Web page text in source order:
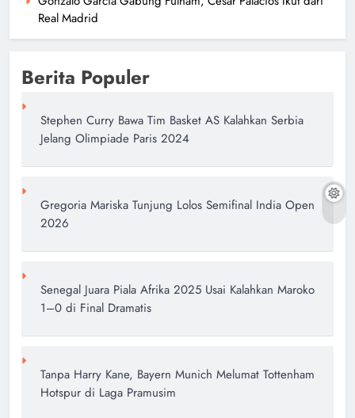
Real Madrid
Berita Populer
Stephen Curry Bawa Tim Basket AS Kalahkan Serbia
Jelang Olimpiade Paris 2024
Gregoria Mariska Tunjung Lolos Semifinal India Open
2026
Senegal Juara Piala Afrika 2025 Usai Kalahkan Maroko
1–0 di Final Dramatis
Tanpa Harry Kane, Bayern Munich Melumat Tottenham
Hotspur di Laga Pramusim